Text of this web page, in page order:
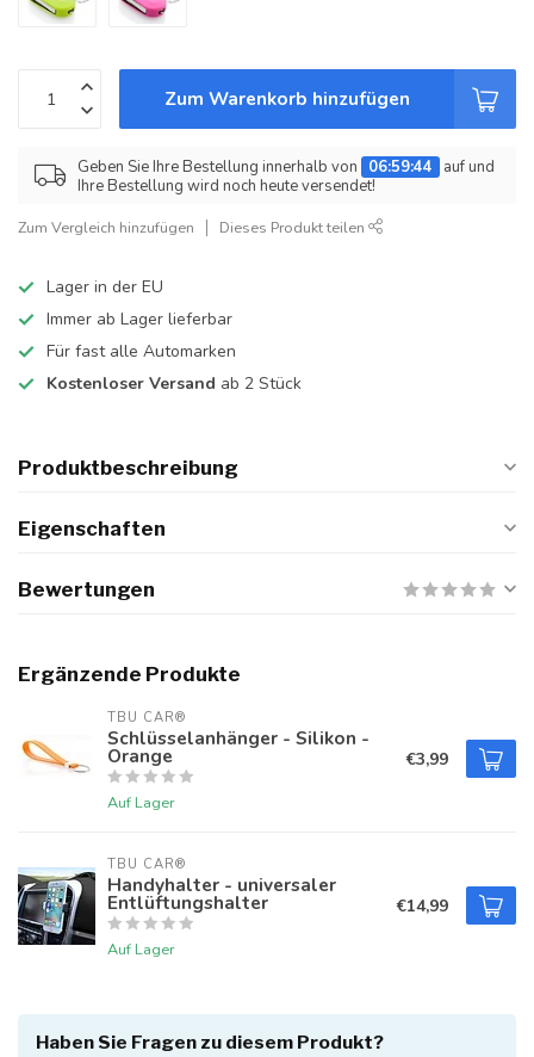
Zum Warenkorb hinzufügen
Geben Sie Ihre Bestellung innerhalb von 06:59:44
auf und
Ihre Bestellung wird noch heute versendet!
Zum Vergleich hinzufügen Dieses Produkt teilen
Lager in der EU
Immer ab Lager lieferbar
Für fast alle Automarken
Kostenloser Versand ab 2 Stück
Produktbeschreibung
Eigenschaften
Bewertungen
Ergänzende Produkte
TBU CAR®
Schlüsselanhänger - Silikon -
Orange
Auf Lager
€3,99
TBU CAR®
Handyhalter - universaler
Entlüftungshalter
Auf Lager
€14,99
Haben Sie Fragen zu diesem Produkt?